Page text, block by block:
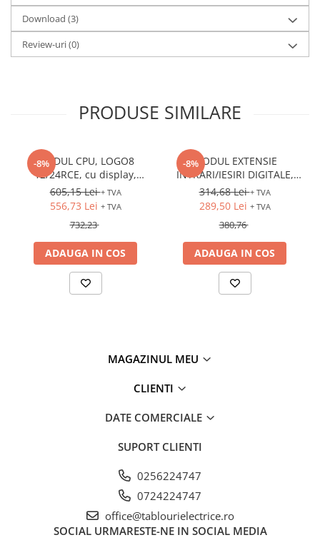
Download (3)
Review-uri(0)
PRODUSE SIMILARE
-8%
MODUL CPU, LOGO8
12/24RCE, cu display,
12/24VDC, intrari: 8DI (4AI),
iesiri: 4DO (releu), Ethernet
605,15 Lei+ TVA
556,73 Lei + TVA
732,23
ADAUGA IN COS
-8%MODUL EXTENSIE
INTRARI/IESIRI DIGITALE,
LOGO8 DM8 12/24R,
12/24VDC, intrari: 4DI, iesiri:
4DO (releu)
314,68 Lei+ TVA
289,50 Lei + TVA
380,76
ADAUGA IN COS
MAGAZINUL MEU
CLIENTI
DATE COMERCIALE
SUPORT CLIENTI
0256224747
0724224747
office@tablourielectrice.ro
SOCIAL URMARESTE-NE IN SOCIAL MEDIA